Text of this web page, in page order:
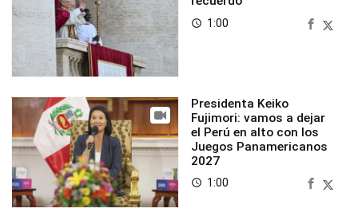
access_time 1:00
Presidenta Keiko
Fujimori: vamos a dejar
el Perú en alto con los
Juegos Panamericanos
2027
access_time 1:00